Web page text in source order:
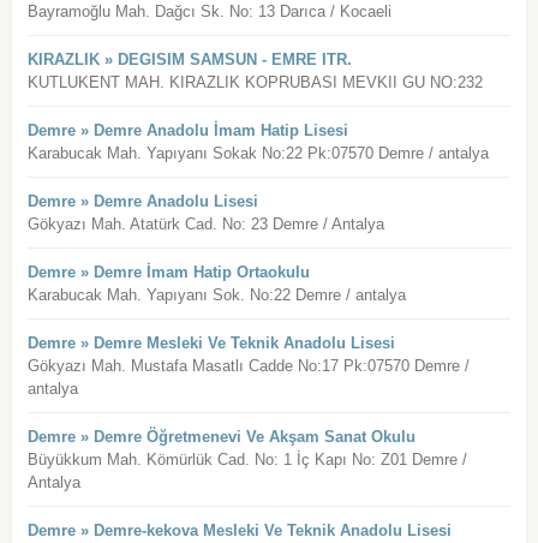
Bayramoğlu Mah. Dağcı Sk. No: 13 Darıca / Kocaeli
KIRAZLIK » DEGISIM SAMSUN - EMRE ITR.
KUTLUKENT MAH. KIRAZLIK KOPRUBASI MEVKII GU NO:232
Demre » Demre Anadolu İmam Hatip Lisesi
Karabucak Mah. Yapıyanı Sokak No:22 Pk:07570 Demre / antalya
Demre » Demre Anadolu Lisesi
Gökyazı Mah. Atatürk Cad. No: 23 Demre / Antalya
Demre » Demre İmam Hatip Ortaokulu
Karabucak Mah. Yapıyanı Sok. No:22 Demre / antalya
Demre » Demre Mesleki Ve Teknik Anadolu Lisesi
Gökyazı Mah. Mustafa Masatlı Cadde No:17 Pk:07570 Demre /
antalya
Demre » Demre Öğretmenevi Ve Akşam Sanat Okulu
Büyükkum Mah. Kömürlük Cad. No: 1 İç Kapı No: Z01 Demre /
Antalya
Demre » Demre-kekova Mesleki Ve Teknik Anadolu Lisesi